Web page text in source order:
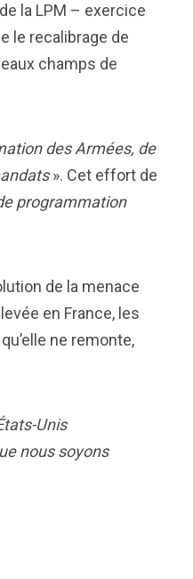
la LPM – exercice
le recalibrage de
champs de
des Armées, de
». Cet effort de
programmation
de la menace
en France, les
ne remonte,
Unis
nous soyons